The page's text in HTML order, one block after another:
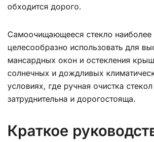
обходится дорого.
Самоочищающееся стекло наиболее
целесообразно использовать для
мансардных окон и остекления
солнечных и дождливых
условиях, где ручная очистка стекол
затруднительна и дорогостояща.
Краткое